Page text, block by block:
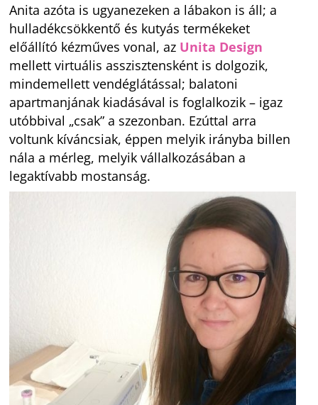
Anita azóta is ugyanezeken a lábakon is áll; a
hulladékcsökkentő és kutyás termékeket
előállító kézműves vonal, az Unita Design
mellett virtuális asszisztensként is dolgozik,
mindemellett vendéglátással; balatoni
apartmanjának kiadásával is foglalkozik – igaz
utóbbival „csak” a szezonban. Ezúttal arra
voltunk kíváncsiak, éppen melyik irányba billen
nála a mérleg, melyik vállalkozásában a
legaktívabb mostanság.